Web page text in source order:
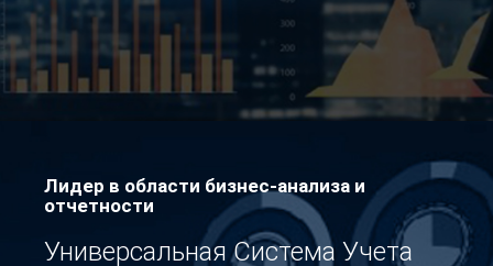
Лидер в области бизнес-анализа и
отчетности
Универсальная Система Учета